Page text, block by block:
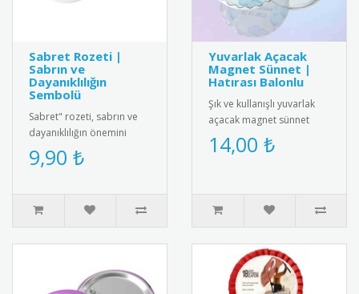
Sabret Rozeti |
Sabrın ve
Dayanıklılığın
Sembolü
Sabret" rozeti, sabrın ve
dayanıklılığın önemini
vurgulayan şık bir tasarım.
Hem kendiniz hem de sev..
9,90 ₺
Yuvarlak Açacak
Magnet Sünnet |
Hatırası Balonlu
Şık ve kullanışlı yuvarlak
açacak magnet sünnet
hediyesi. Yüksek kaliteli
mıknatıs ve paslanmaz
14,00 ₺